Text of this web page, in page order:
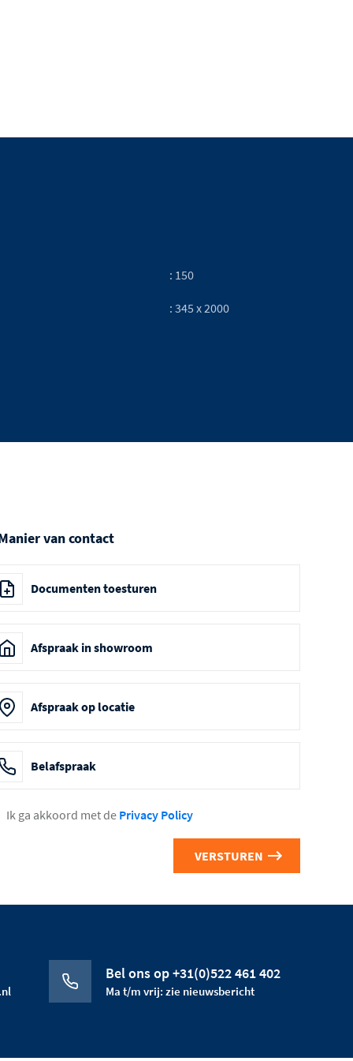
: 150
: 345 x 2000
van contact
Documenten toesturen
Afspraak in showroom
Afspraak op locatie
Belafspraak
Ik ga akkoord met de Privacy Policy
Bel ons op +31(0)522 461 402
Ma t/m vrij: zie nieuwsbericht